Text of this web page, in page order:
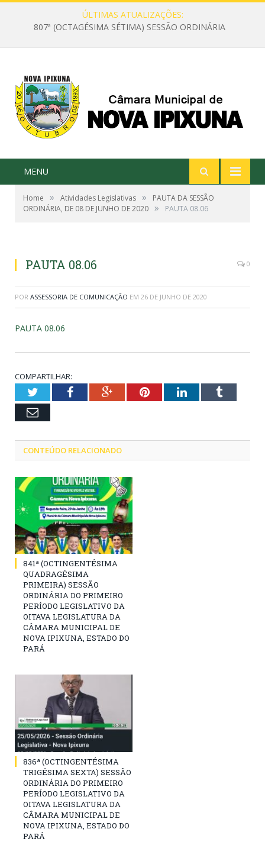
ÚLTIMAS ATUALIZAÇÕES:
807ª (OCTAGÉSIMA SÉTIMA) SESSÃO ORDINÁRIA
MENU
Home » Atividades Legislativas »
PAUTA DA SESSÃO
ORDINÁRIA, DE 08 DE JUNHO DE 2020 » PAUTA 08.06
PAUTA 08.06 0
POR ASSESSORIA DE COMUNICAÇÃO EM 26 DE JUNHO DE 2020
PAUTA 08.06
COMPARTILHAR:
TwitterFacebookGoogle+PinterestLinkedInTumblr
Email
CONTEÚDO RELACIONADO
841ª (OCTINGENTÉSIMA
QUADRAGÉSIMA
PRIMEIRA) SESSÃO
ORDINÁRIA DO PRIMEIRO
PERÍODO LEGISLATIVO DA
OITAVA LEGISLATURA DA
CÂMARA MUNICIPAL DE
NOVA IPIXUNA, ESTADO DO
PARÁ
836ª (OCTINGENTÉSIMA
TRIGÉSIMA SEXTA) SESSÃO
ORDINÁRIA DO PRIMEIRO
PERÍODO LEGISLATIVO DA
OITAVA LEGISLATURA DA
CÂMARA MUNICIPAL DE
NOVA IPIXUNA, ESTADO DO
PARÁ